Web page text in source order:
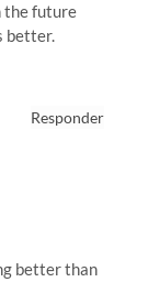
the future
better.
Responder
better than